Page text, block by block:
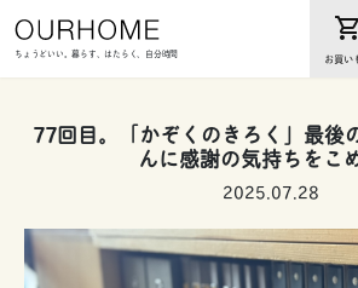
ちょうどいい。暮らす、はたらく、自分時間
77回目。「かぞくのきろく」最後
んに感謝の気持ちをこ
2025.07.28
お買い